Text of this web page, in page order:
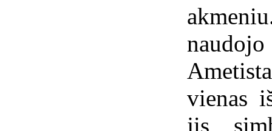
vienas
jis